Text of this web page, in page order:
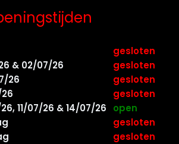
gesloten
& 02/07/26
gesloten
26
gesloten
gesloten
11/07/26 & 14/07/26
open
gesloten
gesloten